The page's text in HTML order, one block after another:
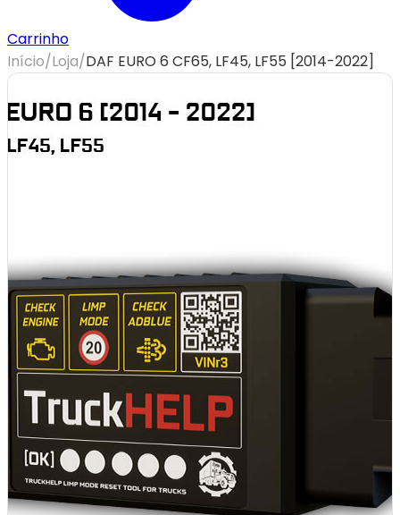
Carrinho
Início/Loja/DAF EURO 6 CF65, LF45, LF55 [2014-2022]